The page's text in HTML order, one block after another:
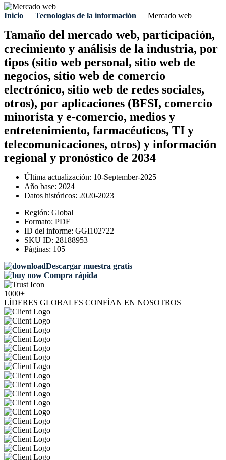
Inicio | Tecnologías de la información | Mercado web
Tamaño del mercado web, participación,
crecimiento y análisis de la industria, por
tipos (sitio web personal, sitio web de
negocios, sitio web de comercio
electrónico, sitio web de redes sociales,
otros), por aplicaciones (BFSI, comercio
minorista y e-comercio, medios y
entretenimiento, farmacéuticos, TI y
telecomunicaciones, otros) y información
regional y pronóstico de 2034
Última actualización: 10-September-2025
Año base: 2024
Datos históricos: 2020-2023
Región: Global
Formato: PDF
ID del informe: GGI102722
SKU ID: 28188953
Páginas: 105
Descargar muestra gratis
Compra rápida
1000+
LÍDERES GLOBALES CONFÍAN EN NOSOTROS